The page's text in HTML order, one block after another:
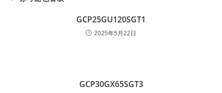
GCP25GU120SGT1
2025年5月22日
GCP30GX65SGT3